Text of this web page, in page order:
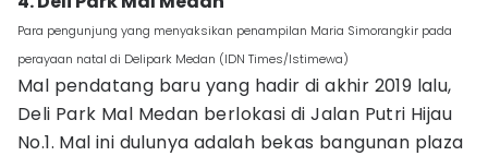
Para pengunjung yang menyaksikan penampilan Maria Simorangkir pada
perayaan natal di Delipark Medan (IDN Times/Istimewa)
Mal pendatang baru yang hadir di akhir 2019 lalu,
Deli Park Mal Medan berlokasi di Jalan Putri Hijau
No.1. Mal ini dulunya adalah bekas bangunan plaza